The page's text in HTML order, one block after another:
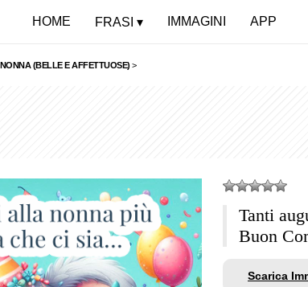
HOME FRASI IMMAGINI APP
(BELLE E AFFETTUOSE) >
Tanti
Buon
Scarica